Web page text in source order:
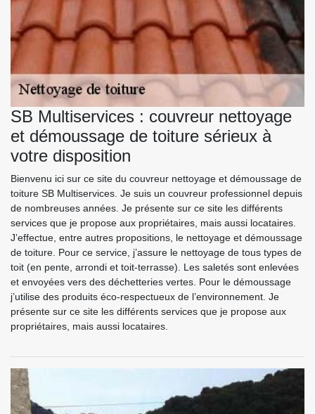
SB Multiservices : couvreur nettoyage
et démoussage de toiture sérieux à
votre disposition
Bienvenu ici sur ce site du couvreur nettoyage et démoussage de
toiture SB Multiservices. Je suis un couvreur professionnel depuis
de nombreuses années. Je présente sur ce site les différents
services que je propose aux propriétaires, mais aussi locataires.
J’effectue, entre autres propositions, le nettoyage et démoussage
de toiture. Pour ce service, j’assure le nettoyage de tous types de
toit (en pente, arrondi et toit-terrasse). Les saletés sont enlevées
et envoyées vers des déchetteries vertes. Pour le démoussage
j’utilise des produits éco-respectueux de l’environnement. Je
présente sur ce site les différents services que je propose aux
propriétaires, mais aussi locataires.